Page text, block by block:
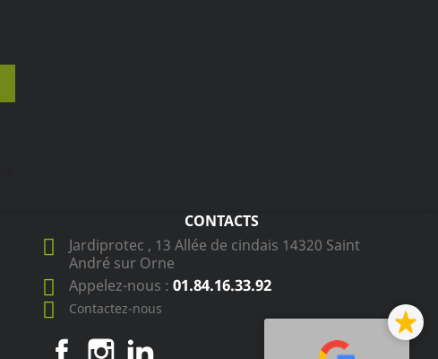
CONTACTS
Jardiprotec , 13 Allée de cindais 14320 Saint
André sur Orne
Appelez-nous :01.84.16.33.92
Contactez-nous
FacebookInstagram